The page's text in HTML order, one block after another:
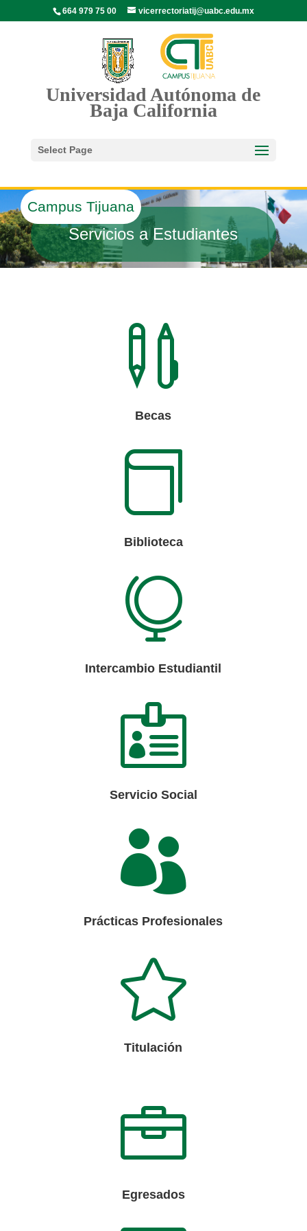
664 979 75 00 vicerrectoriatij@uabc.edu.mx
Universidad Autónoma de
Baja California
Select Page
Campus Tijuana
Servicios a Estudiantes

Becas

Biblioteca

Intercambio Estudiantil

Servicio Social

Prácticas Profesionales

Titulación

Egresados